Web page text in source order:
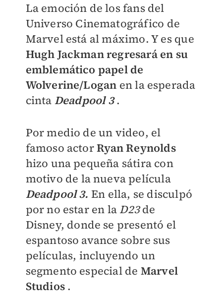
La emoción de los fans del
Universo Cinematográfico de
Marvel está al máximo. Y es que
Hugh Jackman regresará en su
emblemático papel de
Wolverine/Logan en la esperada
cinta Deadpool 3.
Por medio de un video, el
famoso actorRyan Reynolds
hizo una pequeña sátira con
motivo de la nueva película
Deadpool 3. En ella, se disculpó
por no estar en la D23de
Disney, donde se presentó el
espantoso avance sobre sus
películas, incluyendo un
segmento especial de Marvel
Studios.